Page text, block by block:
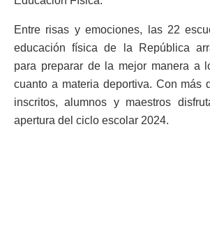
Entre risas y emociones, las 22
educación física de la República
para preparar de la mejor manera a
cuanto a materia deportiva. Con más
inscritos, alumnos y maestros
apertura del ciclo escolar 2024.